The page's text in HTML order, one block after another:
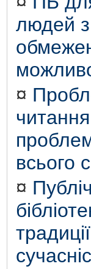
людей з
¤
всього
¤
традиції